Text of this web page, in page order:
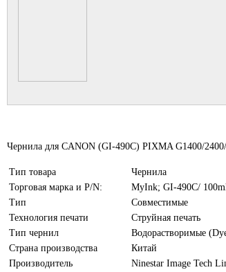
Чернила для CANON (GI-490C) PIXMA G1400/
Тип товара
Чернила
Торговая марка и P/N:
MyInk; GI-490C/ 100ml
Тип
Совместимые
Технология печати
Струйная печать
Тип чернил
Водорастворимые
Страна производства
Китай
Производитель
Ninestar Image Tech